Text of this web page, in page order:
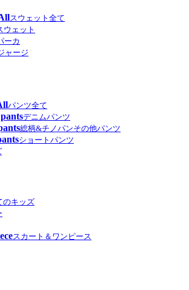
スウェット全て
ウェット
ーカ
ャージ
パンツ全て
デニムパンツ
総柄&チノパンその他パンツ
ショートパンツ
のキッズ
スカート＆ワンピース